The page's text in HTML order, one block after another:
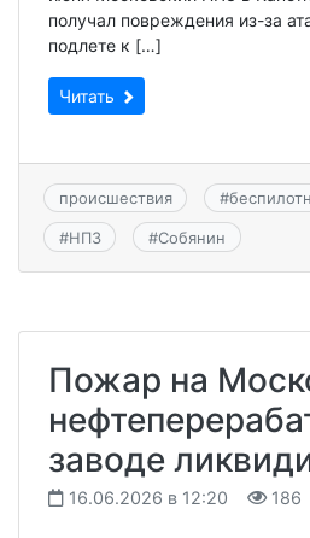
получал повреждения из-за
подлете к […]
Читать
происшествия #
#НПЗ #Собянин
Пожар на
заводе
16.06.2026 в 12:20 186